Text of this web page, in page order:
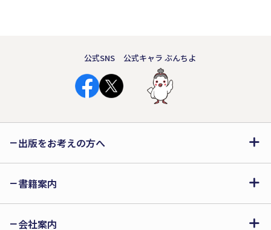
公式SNS 公式キャラ ぶんちよ
出版をお考えの方へ
書籍案内
会社案内